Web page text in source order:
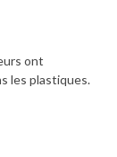
ont
les plastiques.